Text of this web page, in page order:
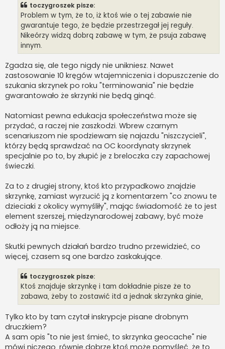
toczygroszek pisze:
Problem w tym, że to, iż ktoś wie o tej zabawie nie
gwarantuje tego, że będzie przestrzegał jej reguły.
Nikeórzy widzą dobrą zabawę w tym, że psuja zabawę
innym.
Zgadza się, ale tego nigdy nie unikniesz. Nawet
zastosowanie 10 kręgów wtajemniczenia i dopuszczenie do
szukania skrzynek po roku "terminowania" nie będzie
gwarantowało że skrzynki nie będą ginąć.
Natomiast pewna edukacja społeczeństwa może się
przydać, a raczej nie zaszkodzi. Wbrew czarnym
scenariuszom nie spodziewam się najazdu "niszczycieli",
którzy będą sprawdzać na OC koordynaty skrzynek
specjalnie po to, by złupić je z breloczka czy zapachowej
świeczki.
Za to z drugiej strony, ktoś kto przypadkowo znajdzie
skrzynkę, zamiast wyrzucić ją z komentarzem "co znowu te
dzieciaki z okolicy wymyśliły", mając świadomość że to jest
element szerszej, międzynarodowej zabawy, być może
odłoży ją na miejsce.
Skutki pewnych działań bardzo trudno przewidzieć, co
więcej, czasem są one bardzo zaskakujące.
toczygroszek pisze:
Ktoś znajduje skrzynkę i tam dokładnie pisze że to
zabawa, żeby to zostawić itd a jednak skrzynka ginie,
Tylko kto by tam czytał inskrypcje pisane drobnym
druczkiem?
A sam opis "to nie jest śmieć, to skrzynka geocache" nie
mówi niczego, równie dobrze ktoś może pomyśleć, że to